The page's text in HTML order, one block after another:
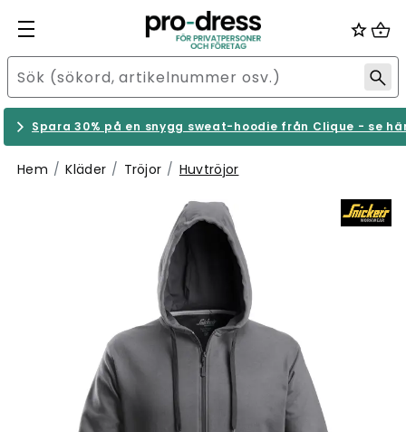
Spara 30% på en snygg sweat-hoodie från Clique - se
Hem Kläder Tröjor Huvtröjor